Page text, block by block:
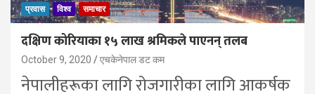
प्रवास विश्व समाचार
दक्षिण कोरियाका १५ लाख श्रमिकले पाएनन् तलब
October 9, 2020 एचकेनेपाल डट कम
नेपालीहरूका लागि रोजगारीका लागि आकर्षक